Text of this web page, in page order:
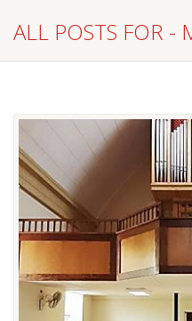
ALL POSTS FOR -